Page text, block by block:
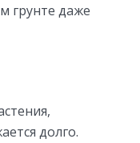
грунте даже
долго.